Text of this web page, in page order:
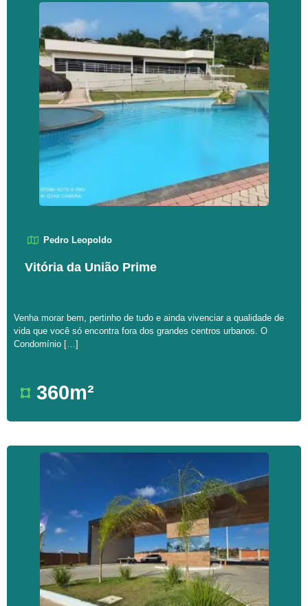
Pedro Leopoldo
Vitória da União Prime
Venha morar bem, pertinho de tudo e ainda vivenciar a qualidade de
vida que você só encontra fora dos grandes centros urbanos. O
Condomínio […]
360m²